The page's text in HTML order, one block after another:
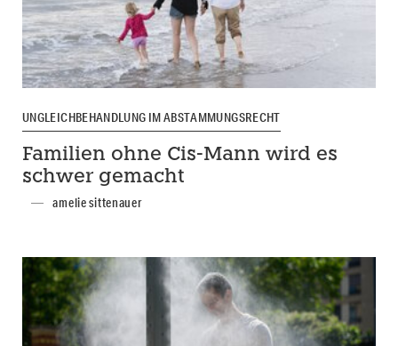
UNGLEICHBEHANDLUNG IM ABSTAMMUNGSRECHT
Familien ohne Cis-Mann wird es
schwer gemacht
amelie sittenauer